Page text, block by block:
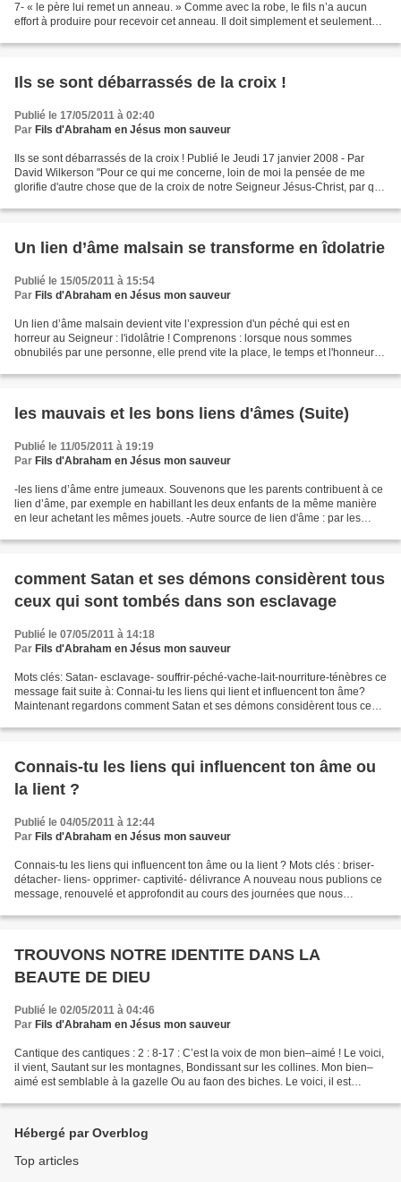
7- « le père lui remet un anneau. » Comme avec la robe, le fils n’a aucun
effort à produire pour recevoir cet anneau. Il doit simplement et seulement
Ils se sont débarrassés de la croix !
Publié le 17/05/2011 à 02:40
Par Fils d'Abraham en Jésus mon sauveur
Ils se sont débarrassés de la croix ! Publié le Jeudi 17 janvier 2008 - Par
David Wilkerson "Pour ce qui me concerne, loin de moi la pensée de me
glorifie d'autre chose que de la croix de notre Seigneur Jésus-Christ, par qui
Un lien d’âme malsain se transforme en îdolatrie
Publié le 15/05/2011 à 15:54
Par Fils d'Abraham en Jésus mon sauveur
Un lien d’âme malsain devient vite l’expression d'un péché qui est en
horreur au Seigneur : l'idolâtrie ! Comprenons : lorsque nous sommes
obnubilés par une personne, elle prend vite la place, le temps et l'honneur
les mauvais et les bons liens d'âmes (Suite)
Publié le 11/05/2011 à 19:19
Par Fils d'Abraham en Jésus mon sauveur
-les liens d’âme entre jumeaux. Souvenons que les parents contribuent à ce
lien d’âme, par exemple en habillant les deux enfants de la même manière
en leur achetant les mêmes jouets. -Autre source de lien d'âme : par les
comment Satan et ses démons considèrent tous
ceux qui sont tombés dans son esclavage
Publié le 07/05/2011 à 14:18
Par Fils d'Abraham en Jésus mon sauveur
Mots clés: Satan- esclavage- souffrir-péché-vache-lait-nourriture-ténèbres ce
message fait suite à: Connai-tu les liens qui lient et influencent ton âme?
Maintenant regardons comment Satan et ses démons considèrent tous ceux
Connais-tu les liens qui influencent ton âme ou
la lient ?
Publié le 04/05/2011 à 12:44
Par Fils d'Abraham en Jésus mon sauveur
Connais-tu les liens qui influencent ton âme ou la lient ? Mots clés : briser-
détacher- liens- opprimer- captivité- délivrance A nouveau nous publions ce
message, renouvelé et approfondit au cours des journées que nous
TROUVONS NOTRE IDENTITE DANS LA
BEAUTE DE DIEU
Publié le 02/05/2011 à 04:46
Par Fils d'Abraham en Jésus mon sauveur
Cantique des cantiques : 2 : 8-17 : C’est la voix de mon bien–aimé ! Le voici,
il vient, Sautant sur les montagnes, Bondissant sur les collines. Mon bien–
aimé est semblable à la gazelle Ou au faon des biches. Le voici, il est
Hébergé par Overblog
Top articles